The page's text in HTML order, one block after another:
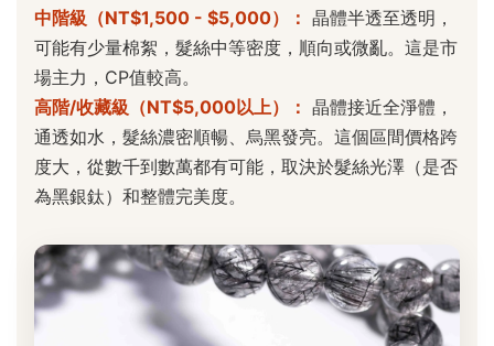
中階級（NT$1,500 - $5,000）： 晶體半透至透明，
可能有少量棉絮，髮絲中等密度，順向或微亂。這是市
場主力，CP值較高。
高階/收藏級（NT$5,000以上）： 晶體接近全淨體，
通透如水，髮絲濃密順暢、烏黑發亮。這個區間價格跨
度大，從數千到數萬都有可能，取決於髮絲光澤（是否
為黑銀鈦）和整體完美度。